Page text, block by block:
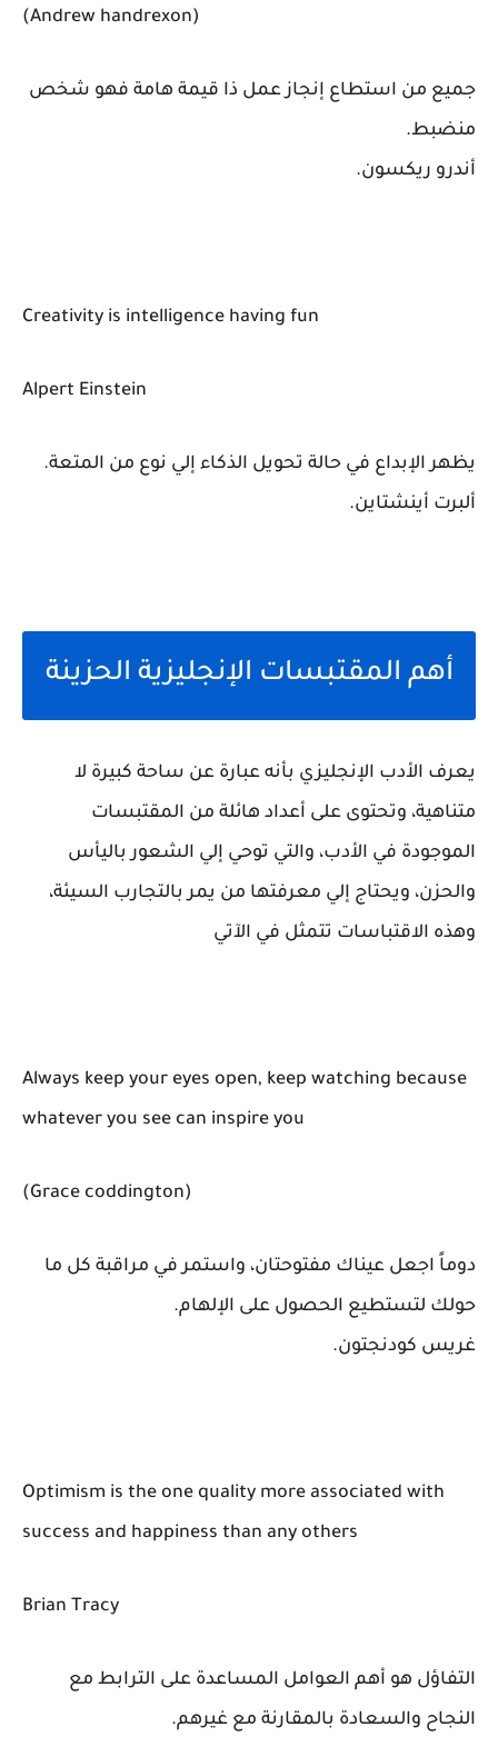
(Andrew handrexon)
جميع من استطاع إنجاز عمل ذا قيمة هامة فهو شخص
منضبط.
أندرو ريكسون.
Creativity is intelligence having fun
Alpert Einstein
يظهر الإبداع في حالة تحويل الذكاء إلي نوع من المتعة.
ألبرت أينشتاين.
أهم المقتبسات الإنجليزية الحزينة
يعرف الأدب الإنجليزي بأنه عبارة عن ساحة كبيرة لا
متناهية، وتحتوى على أعداد هائلة من المقتبسات
الموجودة في الأدب، والتي توحي إلي الشعور باليأس
والحزن، ويحتاج إلي معرفتها من يمر بالتجارب السيئة،
وهذه الاقتباسات تتمثل في الآتي
Always keep your eyes open, keep watching because
whatever you see can inspire you
(Grace coddington)
دوماً اجعل عيناك مفتوحتان، واستمر في مراقبة كل ما
حولك لتستطيع الحصول على الإلهام.
غريس كودنجتون.
Optimism is the one quality more associated with
success and happiness than any others
Brian Tracy
التفاؤل هو أهم العوامل المساعدة على الترابط مع
النجاح والسعادة بالمقارنة مع غيرهم.